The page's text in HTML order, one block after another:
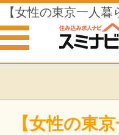
【女性の東京一人
を応援
【女性の東